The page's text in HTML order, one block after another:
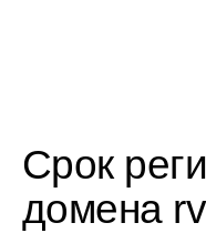
Срок
домена